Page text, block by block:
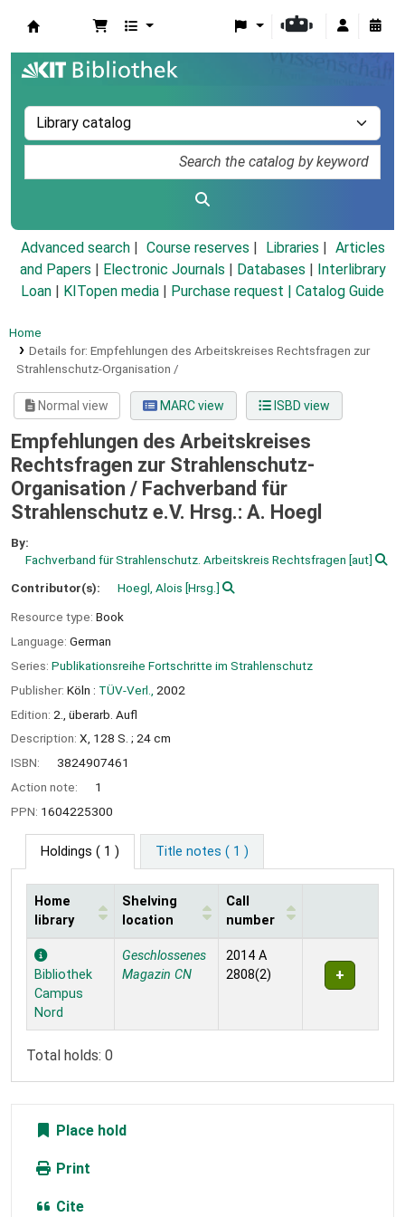
Advanced search Course reserves Libraries
Articles
and Papers
Electronic Journals Databases
Interlibrary
Loan
KITopen media Purchase request | Catalog Guide
Home
Details for: Empfehlungen des Arbeitskreises Rechtsfragen zur
Strahlenschutz-Organisation /
Normal view MARC view ISBD view
Empfehlungen des Arbeitskreises
Rechtsfragen zur Strahlenschutz-
Organisation / Fachverband für
Strahlenschutz e.V. Hrsg.: A. Hoegl
By:
Fachverband für Strahlenschutz. Arbeitskreis Rechtsfragen [aut]
Contributor(s):
Hoegl, Alois [Hrsg.]
Resource type: Book
Language: German
Series: Publikationsreihe Fortschritte im Strahlenschutz
Publisher: Köln : TÜV-Verl.,
2002
Edition: 2., überarb. Aufl
Description: X, 128 S. ; 24 cm
ISBN:
3824907461
Action note:
1
PPN: 1604225300
Holdings ( 1 ) Title notes ( 1 )
Holdings
Home
library
Shelving
location
Call
number
Bibliothek
Campus
Nord
Geschlossenes
Magazin CN
2014 A
2808(2)
Total holds: 0
Place hold
Print
Cite